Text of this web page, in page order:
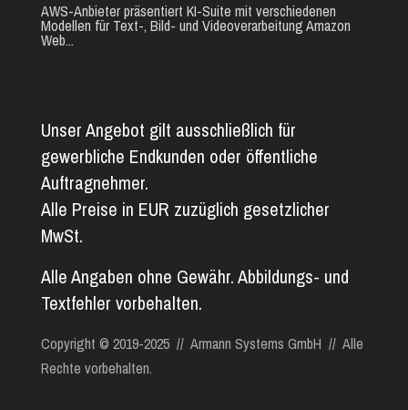
AWS-Anbieter präsentiert KI-Suite mit verschiedenen
Modellen für Text-, Bild- und Videoverarbeitung Amazon
Web...
Unser Angebot gilt ausschließlich für
gewerbliche Endkunden oder öffentliche
Auftragnehmer.
Alle Preise in EUR zuzüglich gesetzlicher
MwSt.
Alle Angaben ohne Gewähr. Abbildungs- und
Textfehler vorbehalten.
Copyright © 2019-2025 // Armann Systems GmbH // Alle
Rechte vorbehalten.